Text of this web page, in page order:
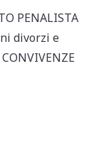
PENALISTA
divorzi e